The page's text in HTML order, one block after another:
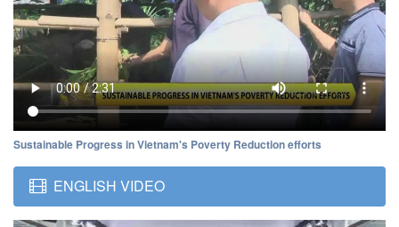
Sustainable Progress in Vietnam's Poverty Reduction efforts
ENGLISH VIDEO